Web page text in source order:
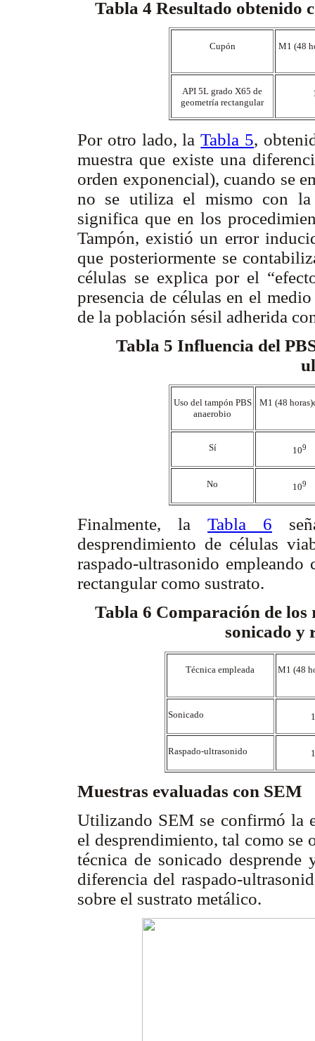
Tabla 4 Resultado obtenido
Cupón M1 (48
API 5L grado X65 de
geometría rectangular
Por otro lado, laTabla 5,
muestra que existe una
orden exponencial), cuando se
no se utiliza el mismo con la
significa que en los
Tampón, existió un error
que posteriormente se
células se explica por el
presencia de células en el
de la población sésil adherida
Tabla 5 Influencia del
Uso del tampón PBS
anaerobio
M1 (48
Sí 109
No 109
Finalmente, la Tabla 6
desprendimiento de células
raspado-ultrasonido
rectangular como sustrato.
Tabla 6 Comparación de los
sonicado y
Técnica empleada M1 (48
Sonicado
Raspado-ultrasonido
Muestras evaluadas con SEM
Utilizando SEM se confirmó la
el desprendimiento, tal como se
técnica de sonicado
diferencia del raspado-
sobre el sustrato metálico.